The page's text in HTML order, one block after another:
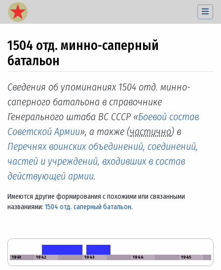
1504 отд. минно-саперный
батальон
Перейти к:навигация,поиск
Сведения об упоминаниях 1504 отд. минно-
саперного батальона в справочнике
Генерального штаба ВС СССР «Боевой состав
Советской Армии», а также (частично) в
Перечнях воинских объединений, соединений,
частей и учреждений, входивших в состав
действующей армии.
Имеются другие формирования с похожими или связанными
названиями: 1504 отд. саперный батальон.
1941 1942 1943 1944 1945